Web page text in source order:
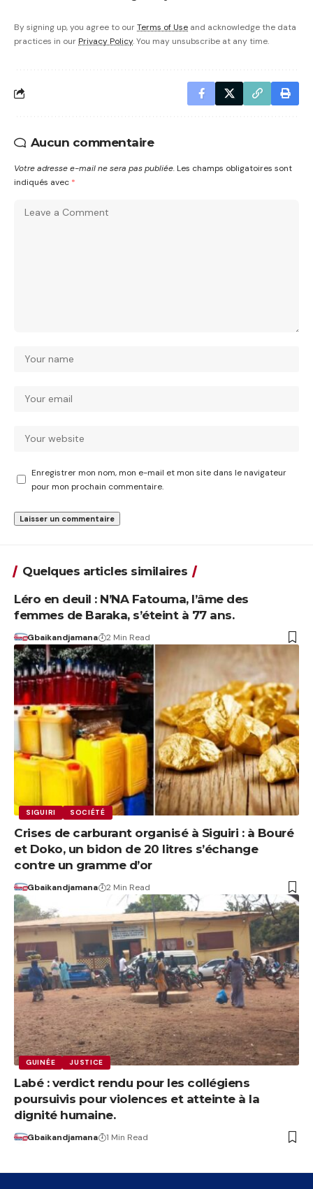
By signing up, you agree to ourTerms of Use and acknowledge the data
practices in our Privacy Policy. You may unsubscribe at any time.
Aucun commentaire
Votre adresse e-mail ne sera pas publiée. Les champs obligatoires sont
indiqués avec *
Enregistrer mon nom, mon e-mail et mon site dans le navigateur
pour mon prochain commentaire.
Quelques articles similaires
Léro en deuil : N’NA Fatouma, l’âme des
femmes de Baraka, s’éteint à 77 ans.
Gbaikandjamana 2 Min Read
SIGUIRI SOCIÉTÉ
Crises de carburant organisé à Siguiri : à Bouré
et Doko, un bidon de 20 litres s’échange
contre un gramme d’or
Gbaikandjamana 2 Min Read
GUINÉE JUSTICE
Labé : verdict rendu pour les collégiens
poursuivis pour violences et atteinte à la
dignité humaine.
Gbaikandjamana 1 Min Read